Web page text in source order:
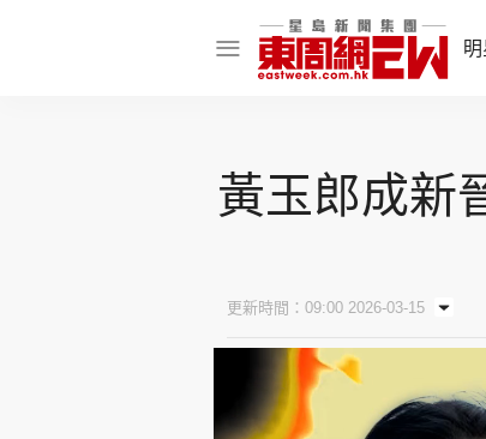
娛樂焦點
東周食玩通
黃玉郎成新
更新時間：09:00 2026-03-15